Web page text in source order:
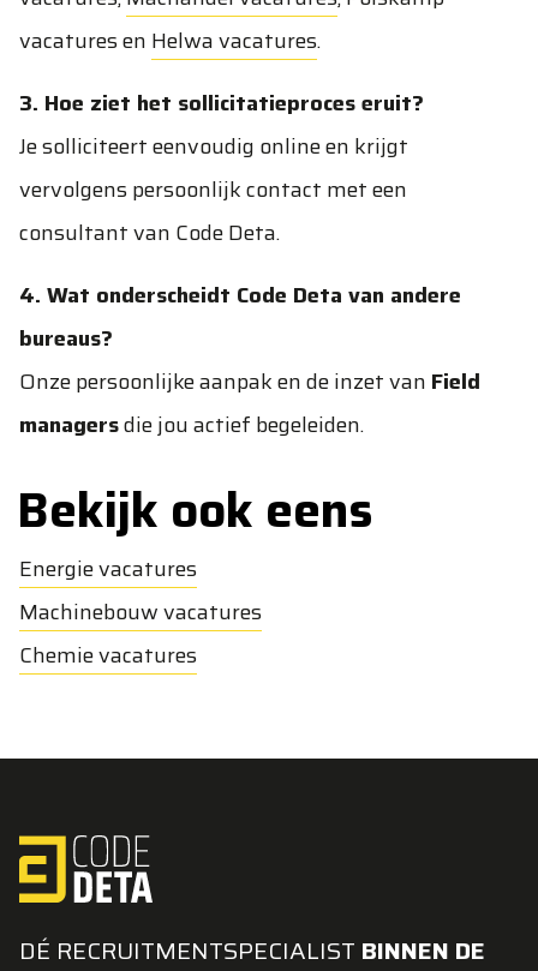
vacaturesen Helwa vacatures.
3. Hoe ziet het sollicitatieproces eruit?
Je solliciteert eenvoudig online en krijgt
vervolgens persoonlijk contact met een
consultant van Code Deta.
4. Wat onderscheidt Code Deta van andere
bureaus?
Onze persoonlijke aanpak en de inzet van Field
managersdie jou actief begeleiden.
Bekijk ook eens
Energie vacatures
Machinebouw vacatures
Chemie vacatures
DÉ RECRUITMENTSPECIALIST BINNEN DE